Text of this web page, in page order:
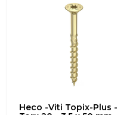
Heco -Viti Topix-Plus -